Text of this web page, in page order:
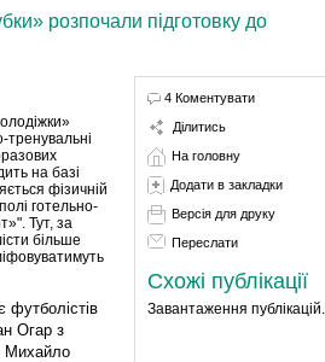
розпочали підготовку до
на базі
фізичній
готельно-
Тут, за
більше
футболістів
Огар з
Михайло
4 Коментувати
Ділитись
На головну
Додати в закладки
Версія для друку
Переслати
Схожі публікації
Завантаження публікацій...